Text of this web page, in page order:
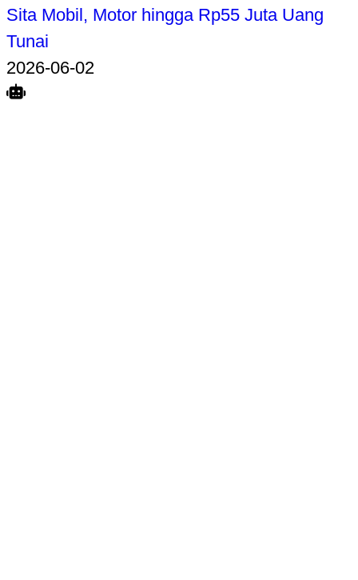
Sita Mobil, Motor hingga Rp55 Juta Uang
Tunai
2026-06-02